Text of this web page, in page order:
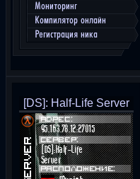
Мониторинг
Компилятор онлайн
Регистрация ника
[DS]: Half-Life Server